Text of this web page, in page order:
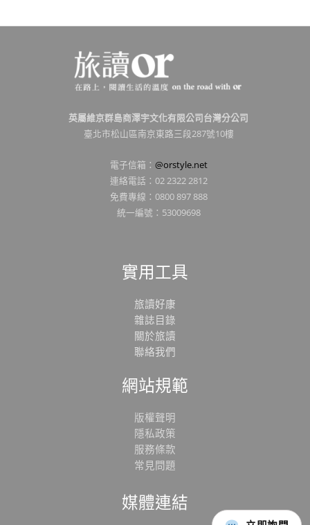
英屬維京群島商澤宇文化有限公司台灣分公司
臺北市松山區南京東路三段287號10樓
電子信箱： @orstyle.net
連絡電話：02 2322 2812
免費專線：0800 897 888
統一編號：53009698
實用工具
旅讀好康
雜誌目錄
關於旅讀
聯絡我們
網站規範
版權聲明
隱私政策
服務條款
常見問題
媒體連結